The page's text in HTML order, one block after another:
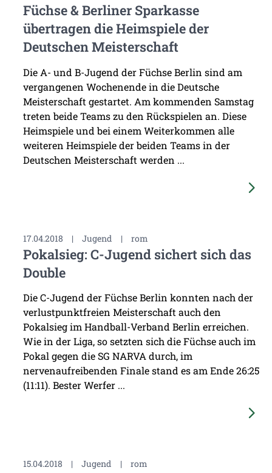
Füchse & Berliner Sparkasse
übertragen die Heimspiele der
Deutschen Meisterschaft
Die A- und B-Jugend der Füchse Berlin sind am
vergangenen Wochenende in die Deutsche
Meisterschaft gestartet. Am kommenden Samstag
treten beide Teams zu den Rückspielen an. Diese
Heimspiele und bei einem Weiterkommen alle
weiteren Heimspiele der beiden Teams in der
Deutschen Meisterschaft werden ...
17.04.2018 | Jugend | rom
Pokalsieg: C-Jugend sichert sich das
Double
Die C-Jugend der Füchse Berlin konnten nach der
verlustpunktfreien Meisterschaft auch den
Pokalsieg im Handball-Verband Berlin erreichen.
Wie in der Liga, so setzten sich die Füchse auch im
Pokal gegen die SG NARVA durch, im
nervenaufreibenden Finale stand es am Ende 26:25
(11:11). Bester Werfer ...
15.04.2018 | Jugend | rom